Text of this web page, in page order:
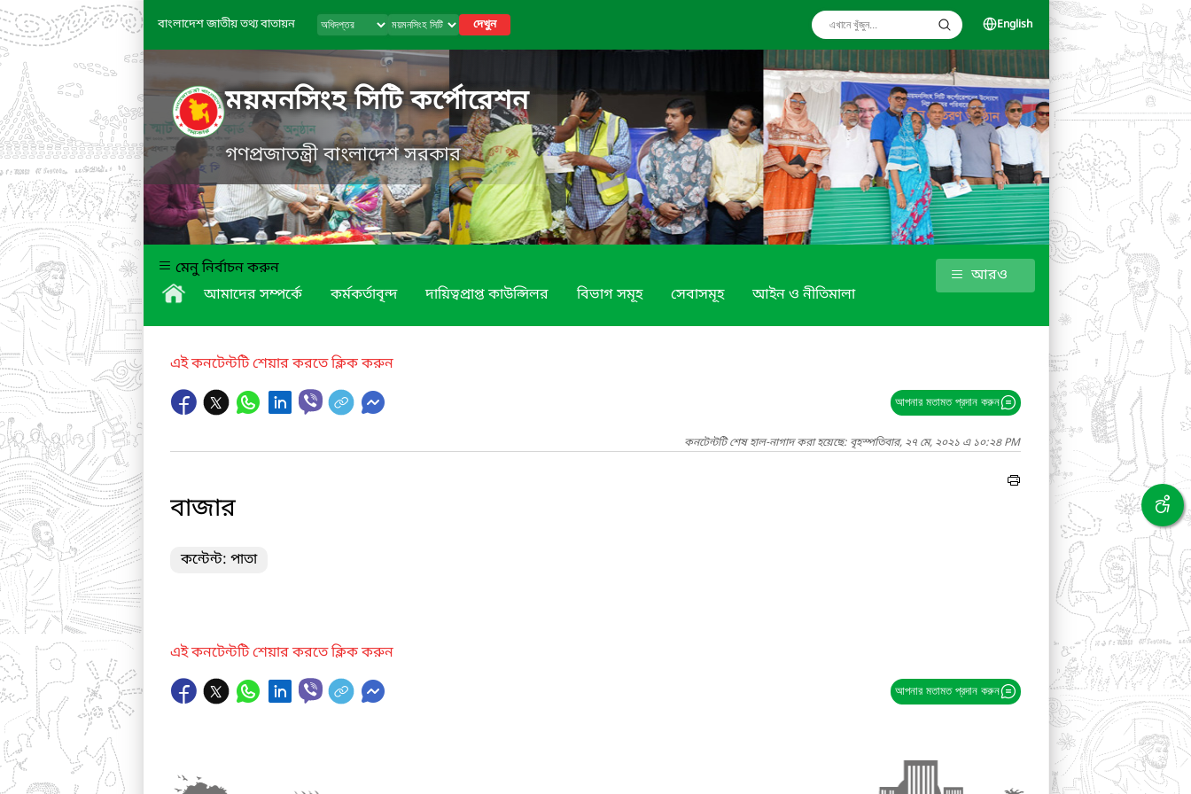
বাংলাদেশ জাতীয় তথ্য বাতায়ন দেখুন English
ময়মনসিংহ সিটি কর্পোরেশন
গণপ্রজাতন্ত্রী বাংলাদেশ সরকার
মেনু নির্বাচন করুন
আমাদের সম্পর্কে
কর্মকর্তাবৃন্দ দায়িত্বপ্রাপ্ত কাউন্সিলর বিভাগ সমূহ সেবাসমূহ আইন ও নীতিমালা
আরও
এই কনটেন্টটি শেয়ার করতে ক্লিক করুন
আপনার মতামত প্রদান করুন
কনটেন্টটি শেষ হাল-নাগাদ করা হয়েছে: বৃহস্পতিবার, ২৭ মে, ২০২১ এ ১০:২৪ PM
বাজার
কন্টেন্ট: পাতা
এই কনটেন্টটি শেয়ার করতে ক্লিক করুন
আপনার মতামত প্রদান করুন